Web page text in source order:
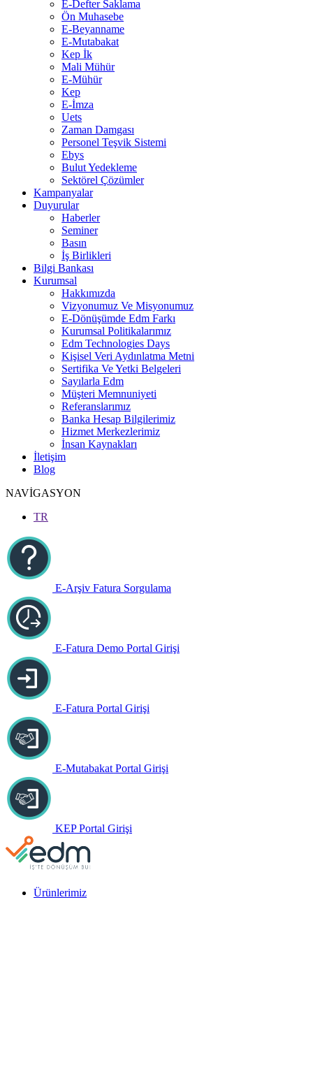
E-Defter Saklama
Ön Muhasebe
E-Beyanname
E-Mutabakat
Kep İk
Mali Mühür
E-Mühür
Kep
E-İmza
Uets
Zaman Damgası
Personel Teşvik Sistemi
Ebys
Bulut Yedekleme
Sektörel Çözümler
Kampanyalar
Duyurular
Haberler
Seminer
Basın
İş Birlikleri
Bilgi Bankası
Kurumsal
Hakkımızda
Vizyonumuz Ve Misyonumuz
E-Dönüşümde Edm Farkı
Kurumsal Politikalarımız
Edm Technologies Days
Kişisel Veri Aydınlatma Metni
Sertifika Ve Yetki Belgeleri
Sayılarla Edm
Müşteri Memnuniyeti
Referanslarımız
Banka Hesap Bilgilerimiz
Hizmet Merkezlerimiz
İnsan Kaynakları
İletişim
Blog
NAVİGASYON
TR
E-Arşiv Fatura Sorgulama
E-Fatura Demo Portal Girişi
E-Fatura Portal Girişi
E-Mutabakat Portal Girişi
KEP Portal Girişi
Ürünlerimiz